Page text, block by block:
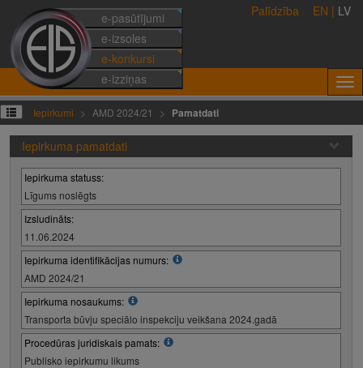
e-pasūtījumi
e-izsoles
e-konkursi
e-izziņas
Palīdzība EN | LV
Iepirkumi AMD 2024/21 Pamatdati
Iepirkuma pamatdati
Iepirkuma statuss:
Līgums noslēgts
Izsludināts:
11.06.2024
Iepirkuma identifikācijas numurs:
AMD 2024/21
Iepirkuma nosaukums:
Transporta būvju speciālo inspekciju veikšana 2024.gadā
Procedūras juridiskais pamats:
Publisko iepirkumu likums